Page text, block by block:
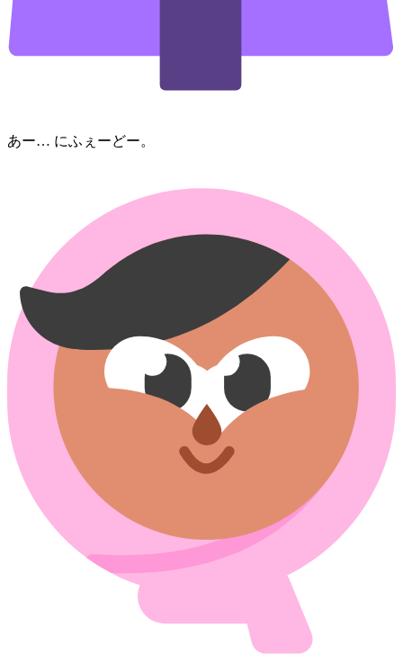
あー… にふぇーどー。